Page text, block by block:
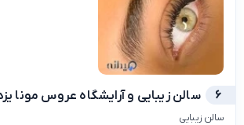
6 سالن زیبایی و آرایشگاه عروس مونا
سالن زیبایی